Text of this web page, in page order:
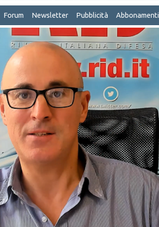
Forum Newsletter Pubblicità Abbonamenti